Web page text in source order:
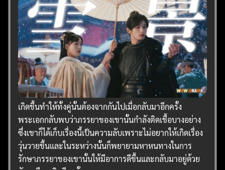
เกิดขึ้นทำให้ทั้งคู่นั้นต้องจากกันไปเมื่อกลับมาอีกครั้ง
พระเอกกลับพบว่าภรรยาของเขานั้นกำลังติดเชื้อบางอย่าง
ซึ่งเขาก็ได้เก็บเรื่องนี้เป็นความลับเพราะไม่อยากให้เกิดเรื่อง
วุ่นวายขึ้นและในระหว่างนั้นก็พยายามหาหนทางในการ
รักษาภรรยาของเขานั้นให้มีอาการดีขึ้นและกลับมาอยู่ด้วย